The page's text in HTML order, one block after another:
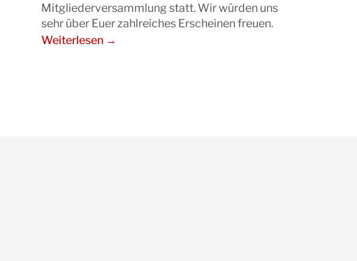
Mitgliederversammlung statt. Wir würden uns
sehr über Euer zahlreiches Erscheinen freuen.
Weiterlesen →